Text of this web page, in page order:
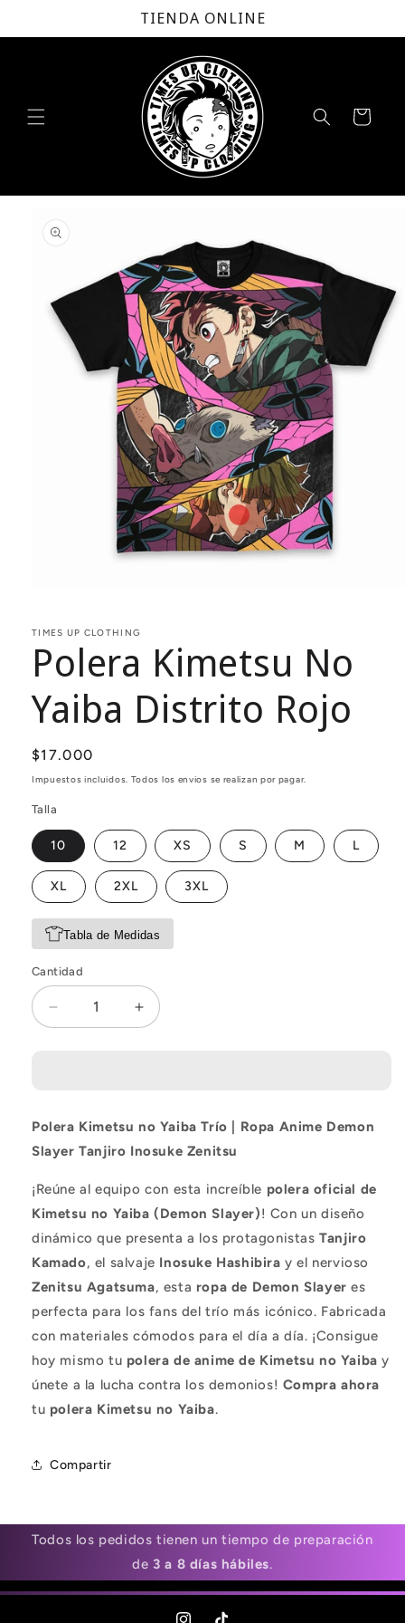
al contenido
TIENDA ONLINE
Carrito
información
1
en
una
ventana
TIMES UP CLOTHING
Polera Kimetsu No
Yaiba Distrito Rojo
Precio
habitual
$17.000
Impuestos incluidos. Todos los envios se realizan por pagar.
Talla
10 12 XS S M L
XL 2XL 3XL
Tabla de Medidas
Cantidad
Reducir
cantidad
Yaiba
Distrito
Aumentar
cantidad
Yaiba
Distrito
Polera Kimetsu no Yaiba Trío | Ropa Anime Demon
Slayer Tanjiro Inosuke Zenitsu
¡Reúne al equipo con esta increíble polera oficial de
Kimetsu no Yaiba (Demon Slayer)! Con un diseño
dinámico que presenta a los protagonistasTanjiro
Kamado, el salvaje Inosuke Hashibira y el nervioso
Zenitsu Agatsuma, esta ropa de Demon Slayer es
perfecta para los fans del trío más icónico. Fabricada
con materiales cómodos para el día a día. ¡Consigue
hoy mismo tu polera de anime de Kimetsu no Yaiba y
únete a la lucha contra los demonios! Compra ahora
tu polera Kimetsu no Yaiba.
Compartir
Todos los pedidos tienen un tiempo de preparación
de 3 a 8 días hábiles.